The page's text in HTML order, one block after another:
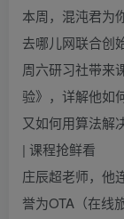
本周，混沌君
去哪儿网联合创
周六研习社带来
验》，详解他如
又如何用算法解
| 课程抢鲜看
庄辰超老师，他
誉为OTA（在线